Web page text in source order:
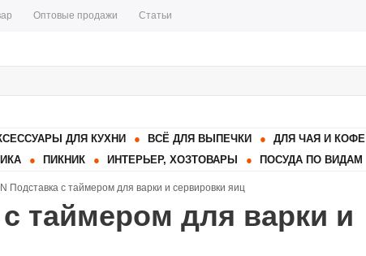
Оптовые продажи Статьи
ДЛЯ КУХНИ ВСЁ ДЛЯ ВЫПЕЧКИ ДЛЯ ЧАЯ И КОФЕ
ПИКНИК ИНТЕРЬЕР, ХОЗТОВАРЫ ПОСУДА ПО ВИДАМ
Подставка с таймером для варки и сервировки яиц
таймером для варки и